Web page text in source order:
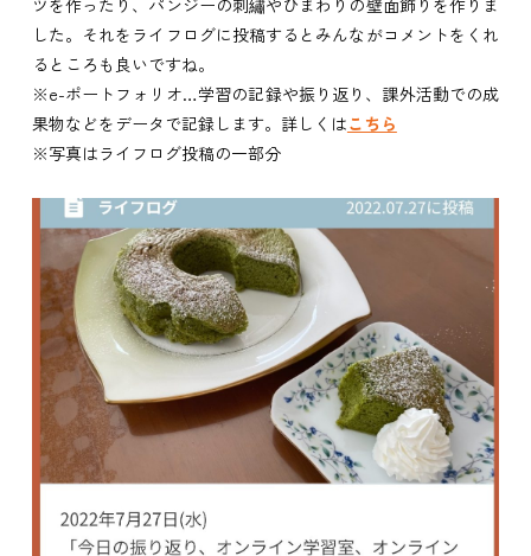
した。それをライフログに投稿するとみんながコメントをくれ
るところも良いですね。
※e-ポートフォリオ…学習の記録や振り返り、課外活動での成
果物などをデータで記録します。詳しくはこちら
※写真はライフログ投稿の一部分